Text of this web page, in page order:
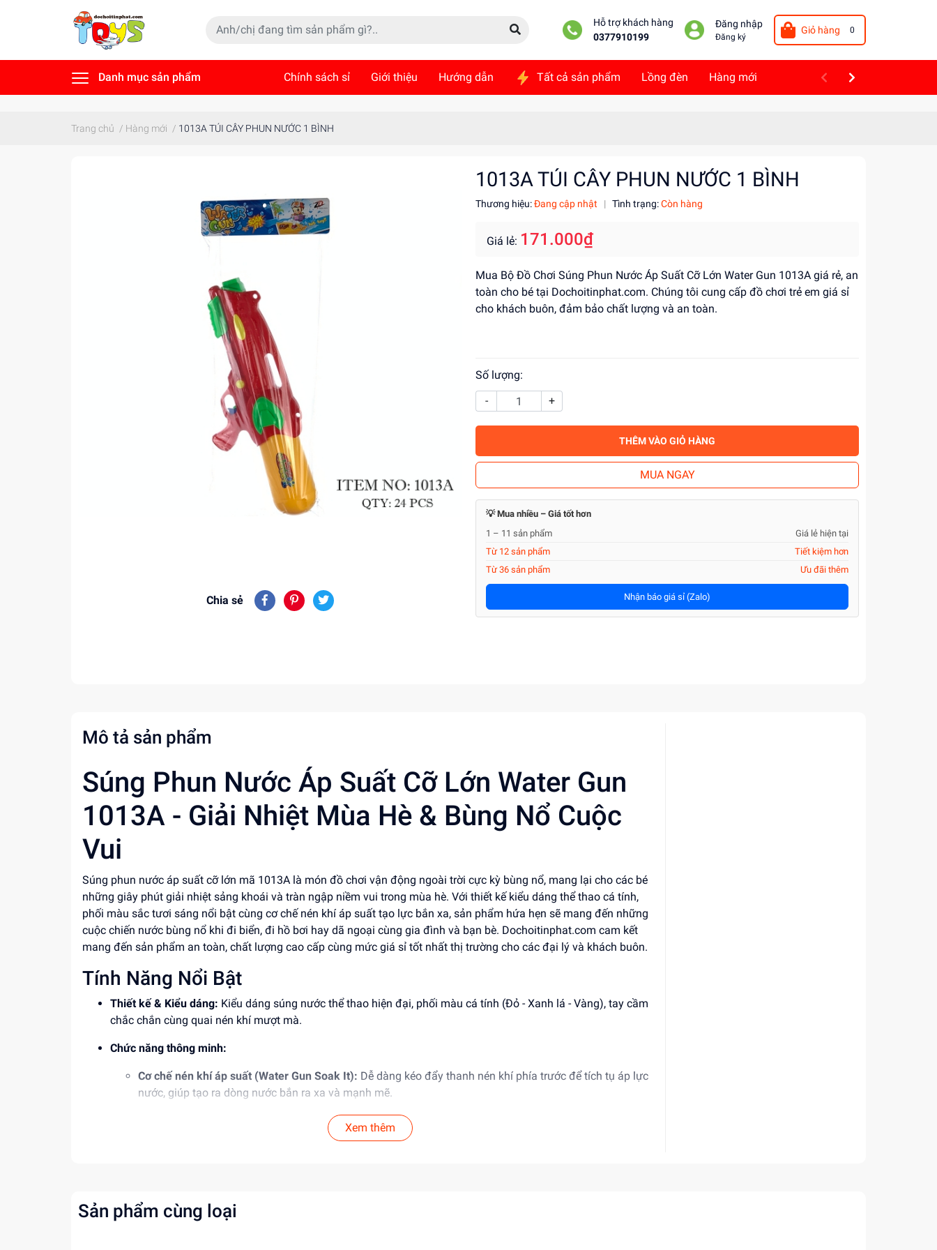
Hỗ trợ khách hàng
0377910199
Đăng nhập
Đăng ký
Giỏ hàng 0
Danh mục sản phẩm Chính sách sỉ Giới thiệu Hướng dẫn Tất cả sản phẩm Lồng đèn Hàng mới
Trang chủ / Hàng mới / 1013A TÚI CÂY PHUN NƯỚC 1 BÌNH
Chia sẻ
1013A TÚI CÂY PHUN NƯỚC 1 BÌNH
Thương hiệu:Đang cập nhật | Tình trạng:Còn hàng
Giá lẻ: 171.000₫
Mua Bộ Đồ Chơi Súng Phun Nước Áp Suất Cỡ Lớn Water Gun 1013A giá rẻ, an
toàn cho bé tại Dochoitinphat.com. Chúng tôi cung cấp đồ chơi trẻ em giá sỉ
cho khách buôn, đảm bảo chất lượng và an toàn.
Số lượng:
-
+
THÊM VÀO GIỎ HÀNG
MUA NGAY
💡 Mua nhiều – Giá tốt hơn
1 – 11 sản phẩm
Giá lẻ hiện tại
Từ 12 sản phẩm
Tiết kiệm hơn
Từ 36 sản phẩm
Ưu đãi thêm
Nhận báo giá sỉ (Zalo)
Mô tả sản phẩm
Súng Phun Nước Áp Suất Cỡ Lớn Water Gun
1013A - Giải Nhiệt Mùa Hè & Bùng Nổ Cuộc
Vui
Súng phun nước áp suất cỡ lớn mã 1013A là món đồ chơi vận động ngoài trời cực kỳ bùng nổ, mang lại cho các bé
những giây phút giải nhiệt sảng khoái và tràn ngập niềm vui trong mùa hè. Với thiết kế kiểu dáng thể thao cá tính,
phối màu sắc tươi sáng nổi bật cùng cơ chế nén khí áp suất tạo lực bắn xa, sản phẩm hứa hẹn sẽ mang đến những
cuộc chiến nước bùng nổ khi đi biển, đi hồ bơi hay dã ngoại cùng gia đình và bạn bè. Dochoitinphat.com cam kết
mang đến sản phẩm an toàn, chất lượng cao cấp cùng mức giá sỉ tốt nhất thị trường cho các đại lý và khách buôn.
Tính Năng Nổi Bật
Thiết kế & Kiểu dáng: Kiểu dáng súng nước thể thao hiện đại, phối màu cá tính (Đỏ - Xanh lá - Vàng), tay cầm
chắc chắn cùng quai nén khí mượt mà.
Chức năng thông minh:
Cơ chế nén khí áp suất (Water Gun Soak It): Dễ dàng kéo đẩy thanh nén khí phía trước để tích tụ áp lực
nước, giúp tạo ra dòng nước bắn ra xa và mạnh mẽ.
Bình chứa nước màu vàng tháo lắp dễ dàng ở phía sau, kín đáo và hạn
Độ tuổi phù hợp:Phù hợp với trẻ em từ 3 tuổi trở lên (3+).
Xem thêm
Sản phẩm cùng loại